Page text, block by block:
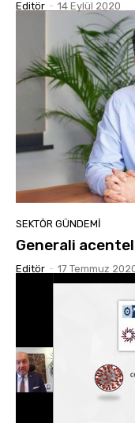
Editör - 14 Eylül 2020
SEKTÖR GÜNDEMİ
Generali
Editör - 17 Temmuz